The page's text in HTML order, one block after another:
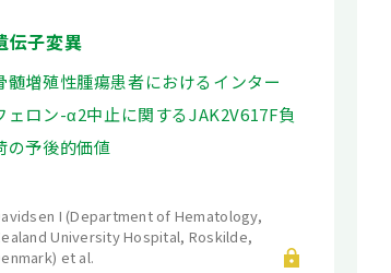
伝子変異
髄増殖性腫瘍患者におけるインター
ェロン-α2中止に関するJAK2V617F負
の予後的価値
I (Department of Hematology,
University Hospital, Roskilde,
et al.